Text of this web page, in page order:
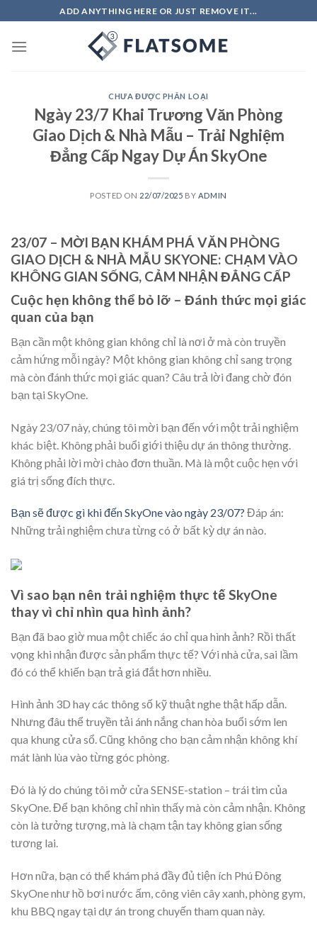
to
content
ADD ANYTHING HERE OR JUST REMOVE IT...
CHƯA ĐƯỢC PHÂN LOẠI
Ngày 23/7 Khai Trương Văn Phòng
Giao Dịch & Nhà Mẫu – Trải Nghiệm
Đẳng Cấp Ngay Dự Án SkyOne
POSTED ON 22/07/2025 BY ADMIN
23/07 – MỜI BẠN KHÁM PHÁ VĂN PHÒNG
GIAO DỊCH & NHÀ MẪU SKYONE: CHẠM VÀO
KHÔNG GIAN SỐNG, CẢM NHẬN ĐẲNG CẤP
Cuộc hẹn không thể bỏ lỡ – Đánh thức mọi giác
quan của bạn
Bạn cần một không gian không chỉ là nơi ở mà còn truyền
cảm hứng mỗi ngày? Một không gian không chỉ sang trọng
mà còn đánh thức mọi giác quan? Câu trả lời đang chờ đón
bạn tại SkyOne.
Ngày 23/07 này, chúng tôi mời bạn đến với một trải nghiệm
khác biệt. Không phải buổi giới thiệu dự án thông thường.
Không phải lời mời chào đơn thuần. Mà là một cuộc hẹn với
giá trị sống đích thực.
Bạn sẽ được gì khi đến SkyOne vào ngày 23/07? Đáp án:
Những trải nghiệm chưa từng có ở bất kỳ dự án nào.
Vì sao bạn nên trải nghiệm thực tế SkyOne
thay vì chỉ nhìn qua hình ảnh?
Bạn đã bao giờ mua một chiếc áo chỉ qua hình ảnh? Rồi thất
vọng khi nhận được sản phẩm thực tế? Với nhà cửa, sai lầm
đó có thể khiến bạn trả giá đắt hơn nhiều.
Hình ảnh 3D hay các thông số kỹ thuật nghe thật hấp dẫn.
Nhưng đâu thể truyền tải ánh nắng chan hòa buổi sớm len
qua khung cửa sổ. Cũng không cho bạn cảm nhận không khí
mát lành lùa vào từng góc phòng.
Đó là lý do chúng tôi mở cửa SENSE-station – trái tim của
SkyOne. Để bạn không chỉ nhìn thấy mà còn cảm nhận. Không
còn là tưởng tượng, mà là chạm tận tay không gian sống
tương lai.
Hơn nữa, bạn có thể khám phá đầy đủ tiện ích Phú Đông
SkyOne như hồ bơi nước ấm, công viên cây xanh, phòng gym,
khu BBQ ngay tại dự án trong chuyến tham quan này.